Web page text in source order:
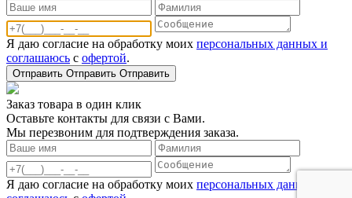
Я даю согласие на обработку моих персональных данных и
соглашаюсь с офертой.
Отправить Отправить Отправить
Заказ товара в один клик
Оставьте контакты для связи с Вами.
Мы перезвоним для подтверждения заказа.
Я даю согласие на обработку моих персональных данных и